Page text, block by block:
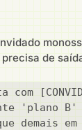
de
'plano
demais em